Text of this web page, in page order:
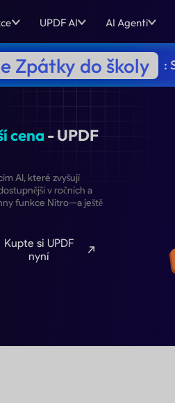
UPDF AI AI Agenti
Zpátky do školy :
AI + Nižší cena
funkcím AI, které zvyšují
cenově dostupnější v ročních a
téměř všechny funkce Nitro—a